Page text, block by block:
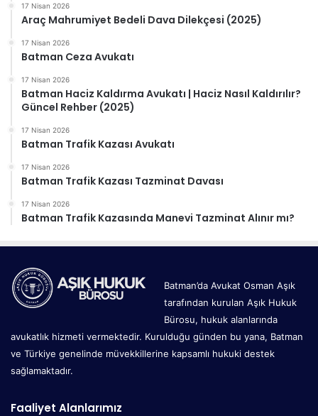
17 Nisan 2026
Araç Mahrumiyet Bedeli Dava Dilekçesi (2025)
17 Nisan 2026
Batman Ceza Avukatı
17 Nisan 2026
Batman Haciz Kaldırma Avukatı | Haciz Nasıl Kaldırılır?
Güncel Rehber (2025)
17 Nisan 2026
Batman Trafik Kazası Avukatı
17 Nisan 2026
Batman Trafik Kazası Tazminat Davası
17 Nisan 2026
Batman Trafik Kazasında Manevi Tazminat Alınır mı?
Batman’da Avukat Osman Aşık
tarafından kurulan Aşık Hukuk
Bürosu, hukuk alanlarında
avukatlık hizmeti vermektedir. Kurulduğu günden bu yana, Batman
ve Türkiye genelinde müvekkillerine kapsamlı hukuki destek
sağlamaktadır.
Faaliyet Alanlarımız